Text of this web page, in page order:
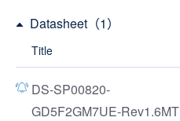
Datasheet（1）
Title
DS-SP00820-
GD5F2GM7UE-Rev1.6MT